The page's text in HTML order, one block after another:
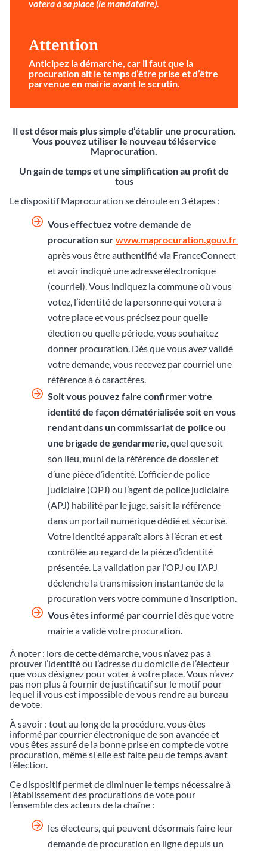
votera à sa place (le mandataire).
Attention
Anticipez la démarche , car il faut que la
procuration ait le temps d’être prise et d’être
parvenue en mairie avant le scrutin.
Il est désormais plus simple d’établir une procuration.
Vous pouvez utiliser le nouveau téléservice
Maprocuration.
Un gain de temps et une simplification au profit de
tous
Le dispositif Maprocuration se déroule en 3 étapes :
Vous effectuez votre demande de
procuration surwww.maprocuration.gouv.fr
après vous être authentifié via FranceConnect
et avoir indiqué une adresse électronique
(courriel). Vous indiquez la commune où vous
votez, l’identité de la personne qui votera à
votre place et vous précisez pour quelle
élection ou quelle période, vous souhaitez
donner procuration. Dès que vous avez validé
votre demande, vous recevez par courriel une
référence à 6 caractères.
Soit vous pouvez faire confirmer votre
identité de façon dématérialisée soit en vous
rendantdans un commissariat de police ou
une brigade de gendarmerie , quel que soit
son lieu, muni de la référence de dossier et
d’une pièce d’identité. L’officier de police
judiciaire (OPJ) ou l’agent de police judiciaire
(APJ) habilité par le juge, saisit la référence
dans un portail numérique dédié et sécurisé.
Votre identité apparaît alors à l’écran et est
contrôlée au regard de la pièce d’identité
présentée. La validation par l’OPJ ou l’APJ
déclenche la transmission instantanée de la
procuration vers votre commune d’inscription.
Vous êtes informé par courrieldès que votre
mairie a validé votre procuration.
À noter : lors de cette démarche, vous n’avez pas à
prouver l’identité ou l’adresse du domicile de l’électeur
que vous désignez pour voter à votre place. Vous n’avez
pas non plus à fournir de justificatif sur le motif pour
lequel il vous est impossible de vous rendre au bureau
de vote.
À savoir : tout au long de la procédure, vous êtes
informé par courrier électronique de son avancée et
vous êtes assuré de la bonne prise en compte de votre
procuration, même si elle est faite peu de temps avant
l’élection.
Ce dispositif permet de diminuer le temps nécessaire à
l’établissement des procurations de vote pour
l’ensemble des acteurs de la chaîne :
les électeurs, qui peuvent désormais faire leur
demande de procuration en ligne depuis un